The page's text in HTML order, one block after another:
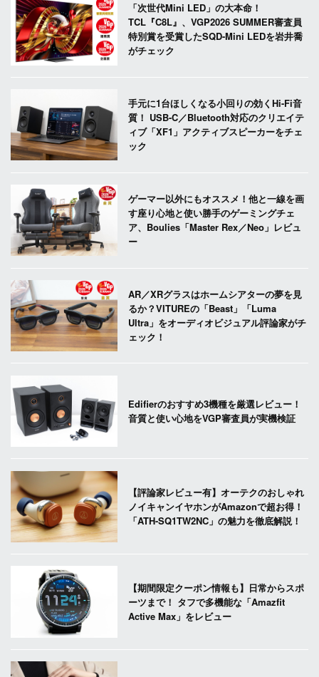
「次世代Mini LED」の大本命！
TCL『C8L』、VGP2026 SUMMER審査員
特別賞を受賞したSQD-Mini LEDを岩井喬
がチェック
手元に1台ほしくなる小回りの効くHi-Fi音
質！ USB-C／Bluetooth対応のクリエイテ
ィブ「XF1」アクティブスピーカーをチェ
ック
ゲーマー以外にもオススメ！他と一線を画
す座り心地と使い勝手のゲーミングチェ
ア、Boulies「Master Rex／Neo」レビュ
ー
AR／XRグラスはホームシアターの夢を見
るか？VITUREの「Beast」「Luma
Ultra」をオーディオビジュアル評論家がチ
ェック！
Edifierのおすすめ3機種を厳選レビュー！
音質と使い心地をVGP審査員が実機検証
【評論家レビュー有】オーテクのおしゃれ
ノイキャンイヤホンがAmazonで超お得！
「ATH-SQ1TW2NC」の魅力を徹底解説！
【期間限定クーポン情報も】日常からスポ
ーツまで！ タフで多機能な「Amazfit
Active Max」をレビュー